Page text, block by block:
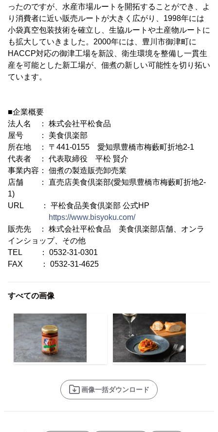
ったのですが、水産市場ルートを開拓することができ、よ
り消費者に近い販売ルートが大きく広がり、1998年には
小袋真空包装技術を確立し、生協ルートや土産物ルートに
も拡大していきました。2000年には、豊川市御津町に
HACCP対応の御津工場を新設、衛生環境を整備し一貫生
産を可能とした新工場が、佃煮の新しい可能性を切り拓い
ています。
■企業概要
法人名 ： 株式会社平松食品
屋号 ： 美食倶楽部
所在地 ： 〒441-0155 愛知県豊橋市梅藪町折地2-1
代表者 ： 代表取締役 平松 賢介
事業内容： 佃煮の製造販売卸売業
店舗 ： 直売店美食倶楽部(愛知県豊橋市梅藪町折地2-
1)
URL ： 平松食品美食倶楽部 公式HP
https://www.bisyoku.com/
販売先 ： 株式会社平松食品 美食倶楽部店舗、オンラ
インショップ、その他
TEL ： 0532-31-0301
FAX ： 0532-31-4625
すべての画像
画像一括ダウンロード